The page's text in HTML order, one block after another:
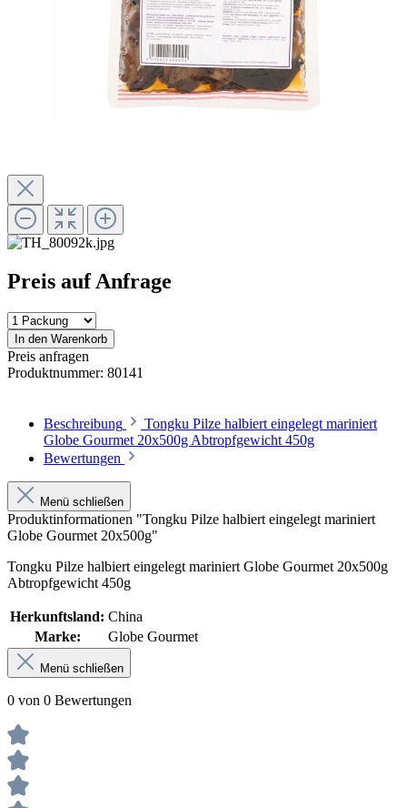
Preis auf Anfrage
In den Warenkorb
Preis anfragen
Produktnummer: 80141
Beschreibung
Tongku Pilze halbiert eingelegt mariniert
Globe Gourmet 20x500g Abtropfgewicht 450g
Bewertungen
Menü schließen
Produktinformationen "Tongku Pilze halbiert eingelegt mariniert
Globe Gourmet 20x500g"
Tongku Pilze halbiert eingelegt mariniert Globe Gourmet 20x500g
Abtropfgewicht 450g
Herkunftsland: China
Marke:
Globe Gourmet
Menü schließen
0 von 0 Bewertungen